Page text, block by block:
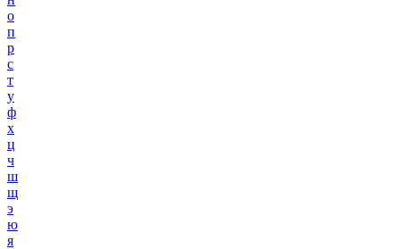
о
п
р
с
т
у
ф
х
ц
ч
ш
щ
э
ю
я